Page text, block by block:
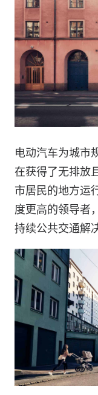
电动汽车为城市
在获得了无排放
市居民的地方运
度更高的领导者
持续公共交通解